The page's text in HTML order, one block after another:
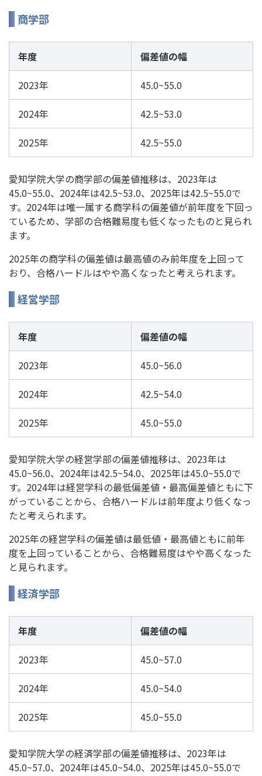
商学部
年度 偏差値の幅
2023年 45.0~55.0
2024年 42.5~53.0
2025年 42.5~55.0
愛知学院大学の商学部の偏差値推移は、2023年は
45.0~55.0、2024年は42.5~53.0、2025年は42.5~55.0で
す。2024年は唯一属する商学科の偏差値が前年度を下回っ
ているため、学部の合格難易度も低くなったものと見られ
ます。
2025年の商学科の偏差値は最高値のみ前年度を上回って
おり、合格ハードルはやや高くなったと考えられます。
経営学部
年度 偏差値の幅
2023年 45.0~56.0
2024年 42.5~54.0
2025年 45.0~55.0
愛知学院大学の経営学部の偏差値推移は、2023年は
45.0~56.0、2024年は42.5~54.0、2025年は45.0~55.0で
す。2024年は経営学科の最低偏差値・最高偏差値ともに下
がっていることから、合格ハードルは前年度より低くなっ
たと考えられます。
2025年の経営学科の偏差値は最低値・最高値ともに前年
度を上回っていることから、合格難易度はやや高くなった
と見られます。
経済学部
年度 偏差値の幅
2023年 45.0~57.0
2024年 45.0~54.0
2025年 45.0~55.0
愛知学院大学の経済学部の偏差値推移は、2023年は
45.0~57.0、2024年は45.0~54.0、2025年は45.0~55.0で